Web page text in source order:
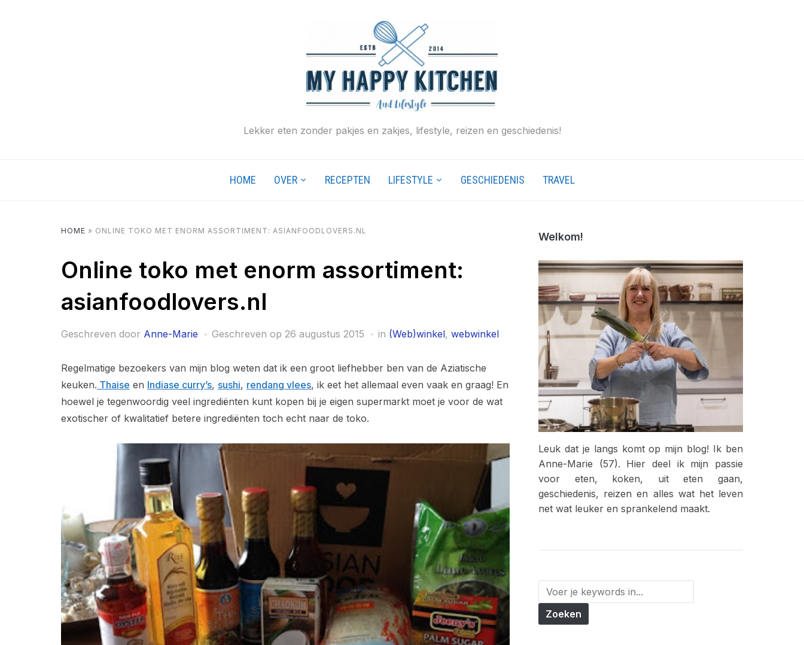
Lekker eten zonder pakjes en zakjes, lifestyle, reizen en geschiedenis!
HOME OVER RECEPTEN LIFESTYLE GESCHIEDENIS TRAVEL
HOME » ONLINE TOKO MET ENORM ASSORTIMENT: ASIANFOODLOVERS.NL
Online toko met enorm assortiment:
asianfoodlovers.nl
Geschreven door Anne-Marie Geschreven op 26 augustus 2015 in (Web)winkel, webwinkel
Regelmatige bezoekers van mijn blog weten dat ik een groot liefhebber ben van de Aziatische
keuken. Thaise en Indiase curry’s, sushi, rendang vlees, ik eet het allemaal even vaak en graag! En
hoewel je tegenwoordig veel ingrediënten kunt kopen bij je eigen supermarkt moet je voor de wat
exotischer of kwalitatief betere ingrediënten toch echt naar de toko.
Welkom!
Leuk dat je langs komt op mijn blog! Ik ben
Anne-Marie (57). Hier deel ik mijn passie
voor eten, koken, uit eten gaan,
geschiedenis, reizen en alles wat het leven
net wat leuker en sprankelend maakt.